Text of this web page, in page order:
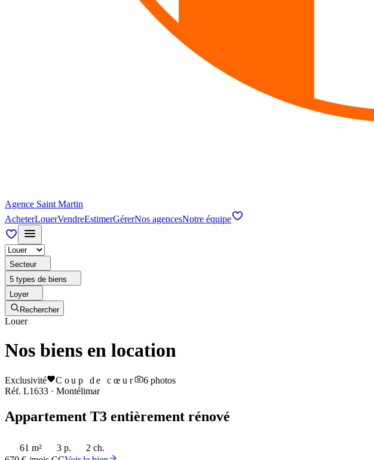
Agence Saint Martin
AcheterLouerVendreEstimerGérerNos agencesNotre équipe
Secteur
5 types de biens
Loyer
Rechercher
Louer
Nos biens en location
Exclusivité Coup de cœur 6 photos
Réf. L1633 · Montélimar
Appartement T3 entièrement rénové
61 m² 3 p.
2 ch.